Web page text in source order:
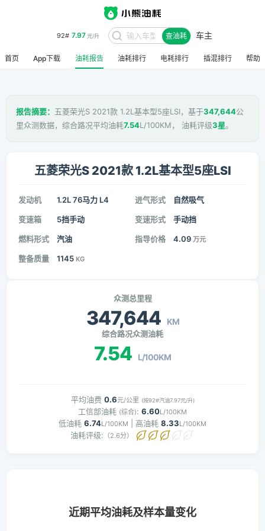
92# 7.97元/升 查油耗 车主
首页 App下载 油耗报告 油耗排行 电耗排行 插混排行 帮助
报告摘要： 五菱荣光S 2021款 1.2L基本型5座LSI，基于347,644公
里众测数据，综合路况平均油耗7.54L/100KM， 油耗评级3星。
五菱荣光S 2021款 1.2L基本型5座LSI
发动机 1.2L 76马力 L4 进气形式 自然吸气
变速箱 5挡手动 变速形式 手动挡
燃料形式 汽油 指导价格 4.09 万元
整备质量 1145 KG
众测总里程
347,644 KM
综合路况众测油耗
7.54 L/100KM
平均油费 0.6元/公里 (按92#汽油7.97元/升)
工信部油耗 (综合): 6.60L/100KM
低油耗 6.74L/100KM | 高油耗 8.33L/100KM
油耗评级: （2.6分）